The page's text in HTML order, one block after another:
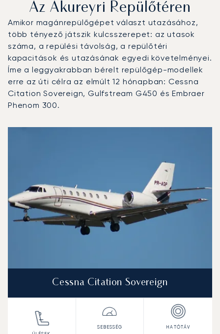
Az Akureyri Repülőtéren
Amikor magánrepülőgépet választ utazásához,
több tényező játszik kulcsszerepet: az utasok
száma, a repülési távolság, a repülőtéri
kapacitások és utazásának egyedi követelményei.
Íme a leggyakrabban bérelt repülőgép-modellek
erre az úti célra az elmúlt 12 hónapban: Cessna
Citation Sovereign, Gulfstream G450 és Embraer
Phenom 300.
Cessna Citation Sovereign